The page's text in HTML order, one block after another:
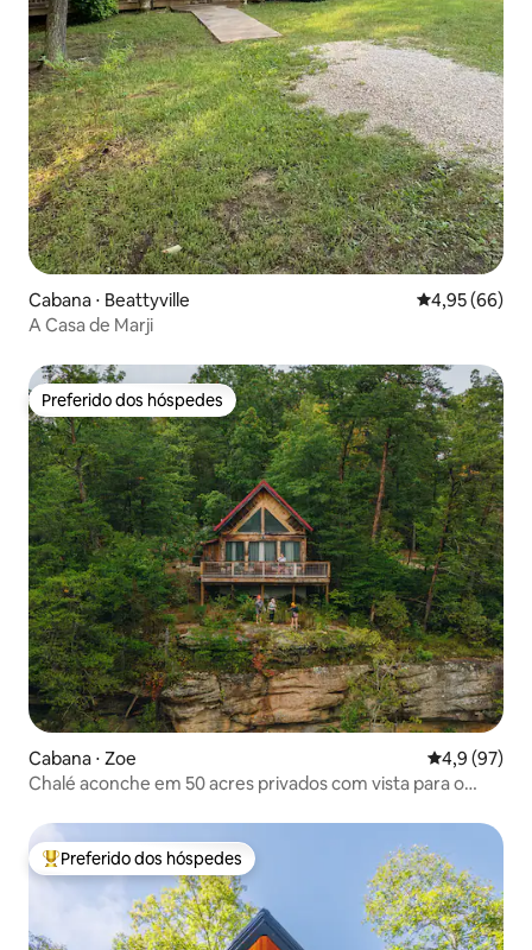
Cabana ⋅ Beattyville 4,95 de uma
4,95 (66)
A Casa de Marji
Preferido dos hóspedes
Preferido dos hóspedes
Cabana ⋅ Zoe 4,9 de uma
4,9 (97)
Chalé aconche em 50 acres privados com vista para o
Entre os melhores preferidos dos hóspedes
Preferido dos hóspedes